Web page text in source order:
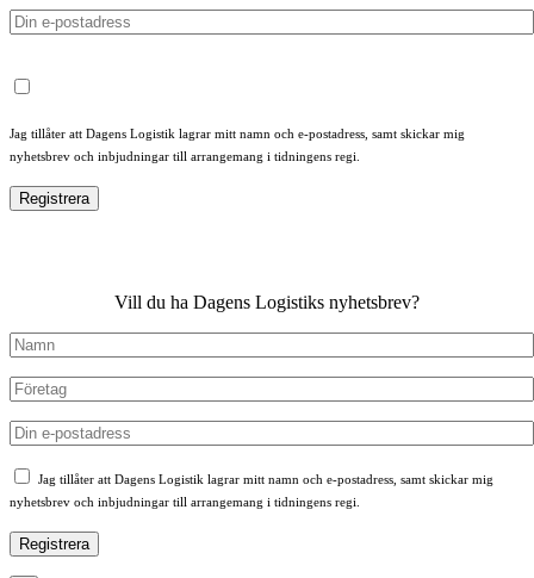
Jag tillåter att Dagens Logistik lagrar mitt namn och e-postadress, samt skickar mig
nyhetsbrev och inbjudningar till arrangemang i tidningens regi.
Vill du ha Dagens Logistiks nyhetsbrev?
Jag tillåter att Dagens Logistik lagrar mitt namn och e-postadress, samt skickar mig
nyhetsbrev och inbjudningar till arrangemang i tidningens regi.